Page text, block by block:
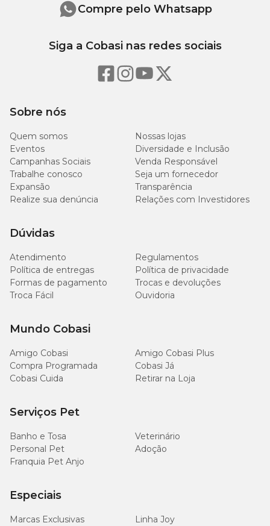
Matéria Fibrosa (máx.)
30
3%
Matéria Mineral (máx.)
30
3%
Cálcio (máx.)
mg/kg
Fósforo (mín.)
mg/kg
0,1%
Energia Metabolizável
kcal/kg
kcal/unidade
Peso do cão Quantidade
De 4 a 5 kg
De 6 a 10 kg
Sobre nós
Quem somos
Nossas lojas
Eventos
Diversidade e Inclusão
Campanhas Sociais
Venda Responsável
Trabalhe conosco
Seja um fornecedor
Expansão
Transparência
Realize sua denúncia
Relações com Investidores
Dúvidas
Atendimento
Regulamentos
Política de entregas
Política de privacidade
Formas de pagamento
Trocas e devoluções
Troca Fácil
Ouvidoria
Mundo Cobasi
Amigo Cobasi
Amigo Cobasi Plus
Compra Programada
Cobasi Já
Cobasi Cuida
Retirar na Loja
Serviços Pet
Banho e Tosa
Veterinário
Personal Pet
Adoção
Franquia Pet Anjo
Especiais
Marcas Exclusivas
Linha Joy
Compre pelo Whatsapp
Siga a Cobasi nas redes sociais